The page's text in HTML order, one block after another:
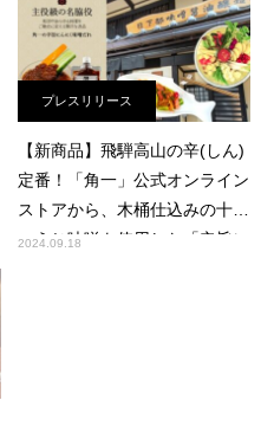
プレスリリース
【新商品】飛騨高山の辛(しん)
定番！「角一」公式オンライン
ストアから、木桶仕込みの十割
こうじ味噌を使用した「辛旨に
2024.09.18